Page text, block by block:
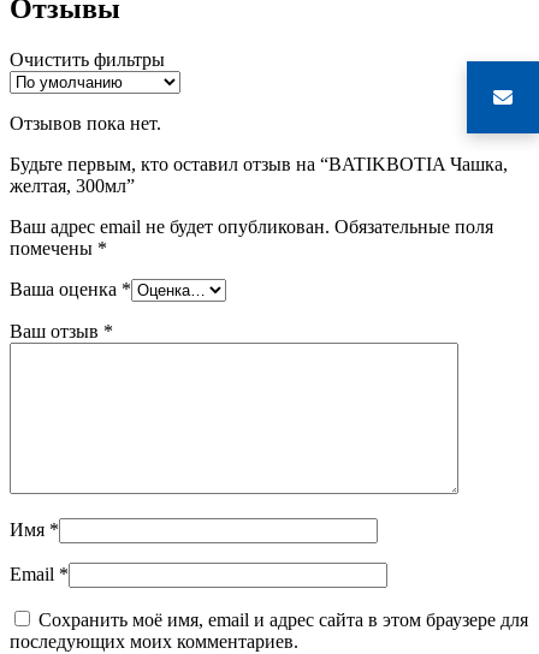
Отзывы
Очистить фильтры
Отзывов пока нет.
Будьте первым, кто оставил отзыв на “BATIKBOTIA Чашка,
желтая, 300мл”
Ваш адрес email не будет опубликован. Обязательные поля
помечены *
Ваша оценка *
Ваш отзыв *
Имя *
Email *
Сохранить моё имя, email и адрес сайта в этом браузере для
последующих моих комментариев.